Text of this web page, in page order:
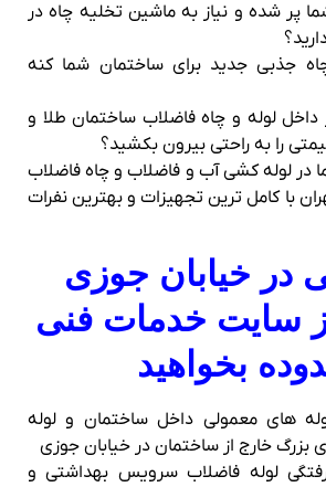
پر شده و نیاز به ماشین تخلیه چاه در
جذبی جدید برای ساختمان شما کنه
داخل لوله و چاه فاضلاب ساختمان طلا و
را به راحتی بیرون بکشید؟
در لوله کشی آب و فاضلاب و چاه فاضلاب
با کامل ترین تجهیزات و بهترین نفرات
در خیابان جوزی
سایت خدمات فنی
بخواهید
های معمولی داخل ساختمان و لوله
بزرگ خارج از ساختمان در خیابان جوزی
لوله فاضلاب سرویس بهداشتی و